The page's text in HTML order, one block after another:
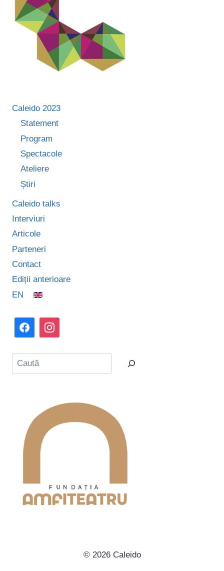
Caleido 2023
Statement
Program
Spectacole
Ateliere
Știri
Caleido talks
Interviuri
Articole
Parteneri
Contact
Ediții anterioare
EN
Caută
© 2026 Caleido